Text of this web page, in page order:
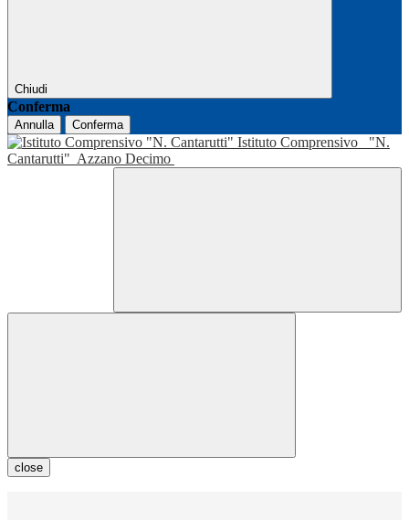
Chiudi
Conferma
Annulla Conferma
Istituto Comprensivo
"N.
Cantarutti" Azzano Decimo
close